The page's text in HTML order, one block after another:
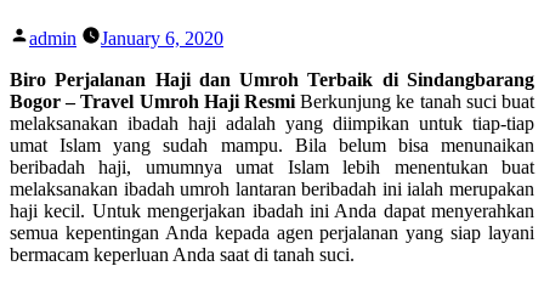
Posted
admin
January 6, 2020
Biro Perjalanan Haji dan Umroh Terbaik di Sindangbarang
Bogor – Travel Umroh Haji ResmiBerkunjung ke tanah suci buat
melaksanakan ibadah haji adalah yang diimpikan untuk tiap-tiap
umat Islam yang sudah mampu. Bila belum bisa menunaikan
beribadah haji, umumnya umat Islam lebih menentukan buat
melaksanakan ibadah umroh lantaran beribadah ini ialah merupakan
haji kecil. Untuk mengerjakan ibadah ini Anda dapat menyerahkan
semua kepentingan Anda kepada agen perjalanan yang siap layani
bermacam keperluan Anda saat di tanah suci.